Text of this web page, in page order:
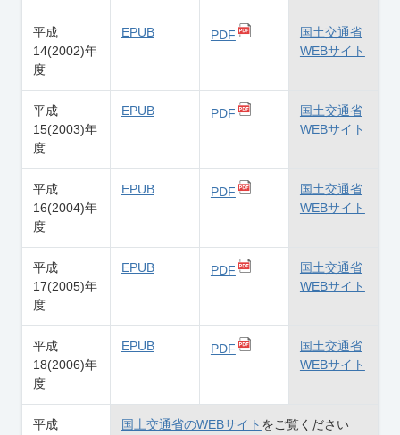
平成
14(2002)年
度
EPUB PDF
国土交通省
WEBサイト
平成
15(2003)年
度
EPUB PDF
国土交通省
WEBサイト
平成
16(2004)年
度
EPUB PDF
国土交通省
WEBサイト
平成
17(2005)年
度
EPUB PDF
国土交通省
WEBサイト
平成
18(2006)年
度
EPUB PDF
国土交通省
WEBサイト
平成
国土交通省のWEBサイト をご覧ください